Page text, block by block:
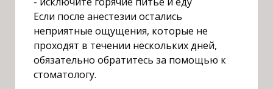
Если после анестезии остались
неприятные ощущения, которые не
проходят в течении нескольких дней,
обязательно обратитесь за помощью к
стоматологу.